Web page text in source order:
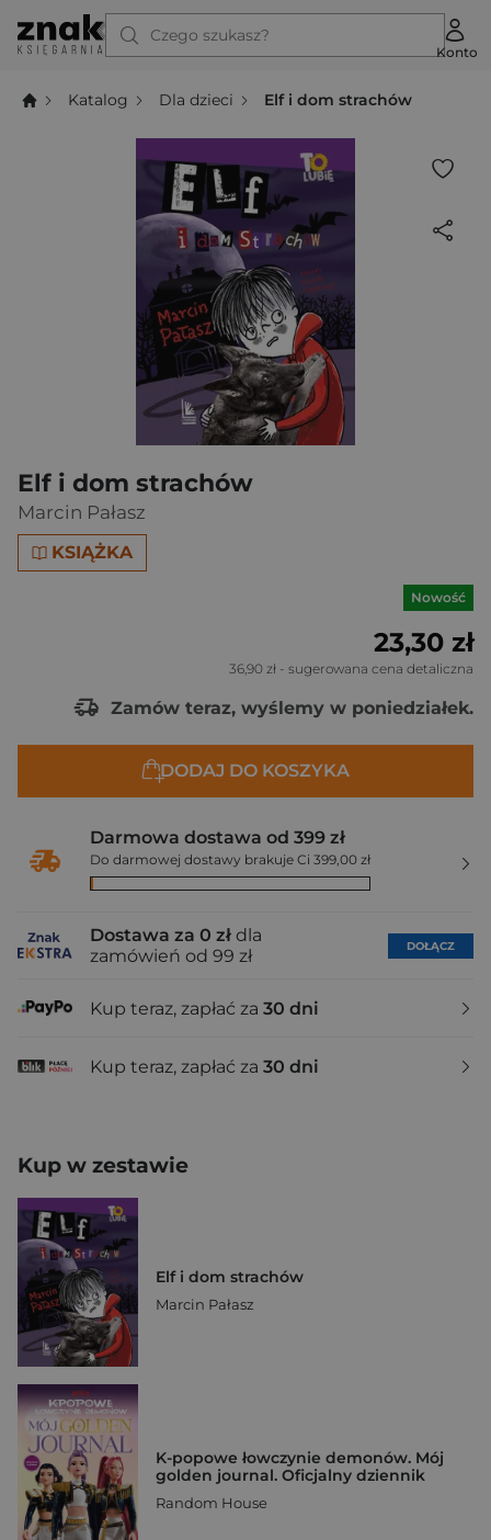
Czego szukasz?
Konto
Katalog Dla dzieci Elf i dom strachów
Elf i dom strachów
Marcin Pałasz
KSIĄŻKA
Nowość
23,30 zł
36,90 zł - sugerowana cena detaliczna
Zamów teraz, wyślemy w poniedziałek.
DODAJ DO KOSZYKA
Darmowa dostawa od 399 zł
Do darmowej dostawy brakuje Ci 399,00 zł
Dostawa za 0 zł dla
zamówień od 99 zł
DOŁĄCZ
Kup teraz, zapłać za 30 dni
Kup teraz, zapłać za 30 dni
Kup w zestawie
Elf i dom strachów
Marcin Pałasz
K-popowe łowczynie demonów. Mój
golden journal. Oficjalny dziennik
Random House